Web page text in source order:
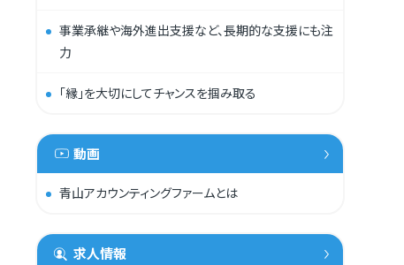
事業承継や海外進出支援など、長期的な支援にも注
力
「縁」を大切にしてチャンスを掴み取る
動画
青山アカウンティングファームとは
求人情報